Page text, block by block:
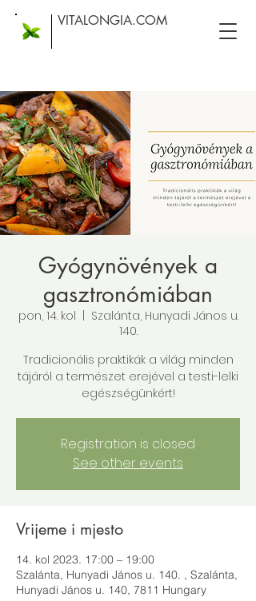
VITALONGIA.COM
Gyógynövények a
gasztronómiában
pon, 14. kol
Szalánta, Hunyadi János u.
140.
Tradicionális praktikák a világ minden
tájáról a természet erejével a testi-lelki
egészségünkért!
Registration is closed
See other events
Vrijeme i mjesto
14. kol 2023. 17:00 – 19:00
Szalánta, Hunyadi János u. 140. , Szalánta,
Hunyadi János u. 140, 7811 Hungary